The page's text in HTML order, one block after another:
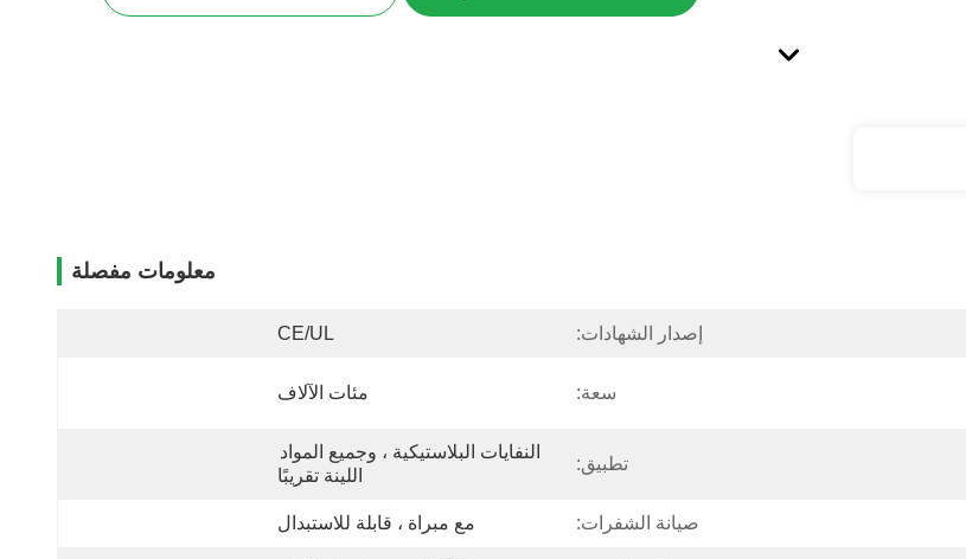
معلومات مفصلة
إصدار الشهادات: CE/UL
سعة: مئات الآلاف
تطبيق:
اللينة تقريبًا
صيانة الشفرات: مع مبراة ، قابلة للاستبدال